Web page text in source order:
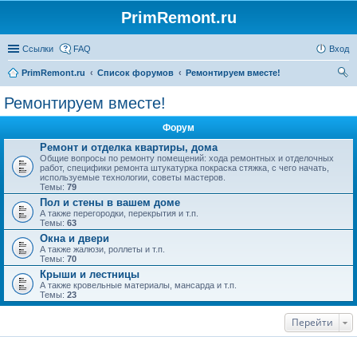
PrimRemont.ru
Ссылки FAQ Вход
PrimRemont.ru Список форумов
Ремонтируем вместе!
Ремонтируем вместе!
Форум
Ремонт и отделка квартиры, дома
Общие вопросы по ремонту помещений: хода ремонтных и отделочных
работ, специфики ремонта штукатурка покраска стяжка, с чего начать,
используемые технологии, советы мастеров.
Темы: 79
Пол и стены в вашем доме
А также перегородки, перекрытия и т.п.
Темы: 63
Окна и двери
А также жалюзи, роллеты и т.п.
Темы: 70
Крыши и лестницы
А также кровельные материалы, мансарда и т.п.
Темы: 23
Перейти